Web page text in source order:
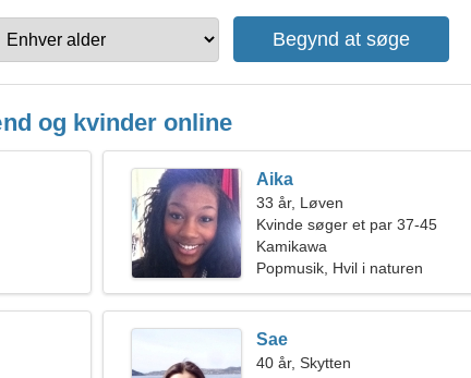
og kvinder online
Aika
33 år, Løven
Kvinde søger et par 37-45
Kamikawa
Popmusik, Hvil i naturen
Sae
40 år, Skytten